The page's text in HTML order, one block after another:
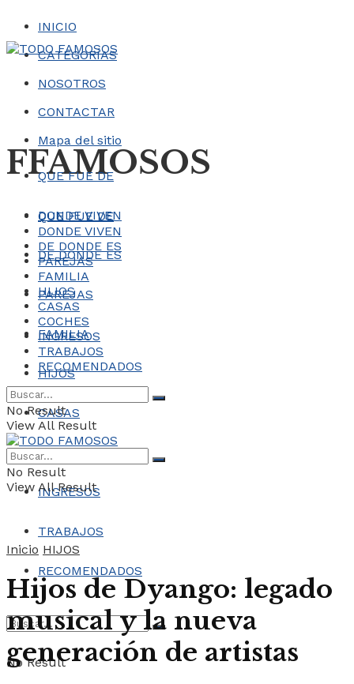
INICIO
CATEGORÍAS
NOSOTROS
CONTACTAR
Mapa del sitio
FFAMOSOS
QUE FUE DE
DONDE VIVEN
DE DONDE ES
PAREJAS
FAMILIA
HIJOS
CASAS
COCHES
INGRESOS
TRABAJOS
RECOMENDADOS
No Result
QUE FUE DE
DONDE VIVEN
DE DONDE ES
PAREJAS
FAMILIA
HIJOS
CASAS
COCHES
INGRESOS
TRABAJOS
RECOMENDADOS
No Result
View All Result
No Result
View All Result
Inicio HIJOS
Hijos de Dyango: legado
musical y la nueva
generación de artistas